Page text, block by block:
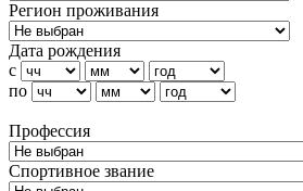
Регион проживания
Дата рождения
с
по
Профессия
Спортивное звание